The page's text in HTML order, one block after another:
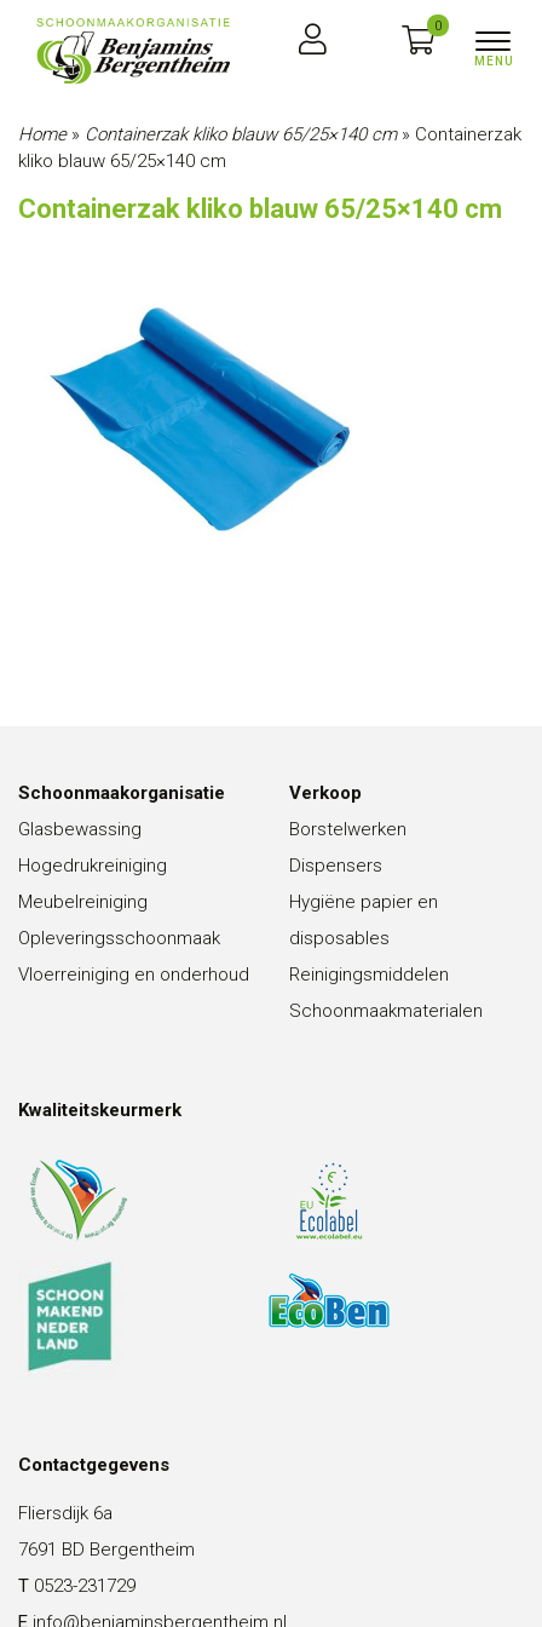
0
Home» Containerzak kliko blauw 65/25×140 cm» Containerzak
kliko blauw 65/25×140 cm
Containerzak kliko blauw 65/25×140 cm
Schoonmaakorganisatie
Glasbewassing
Hogedrukreiniging
Meubelreiniging
Opleveringsschoonmaak
Vloerreiniging en onderhoud
Verkoop
Borstelwerken
Dispensers
Hygiëne papier en
disposables
Reinigingsmiddelen
Schoonmaakmaterialen
Kwaliteitskeurmerk
Contactgegevens
Fliersdijk 6a
7691 BD Bergentheim
T 0523-231729
E info@benjaminsbergentheim.nl